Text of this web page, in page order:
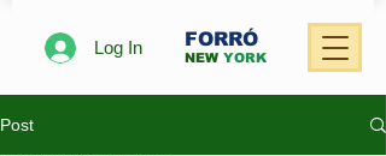
Log In FORRÓ
NEW YORK
Post